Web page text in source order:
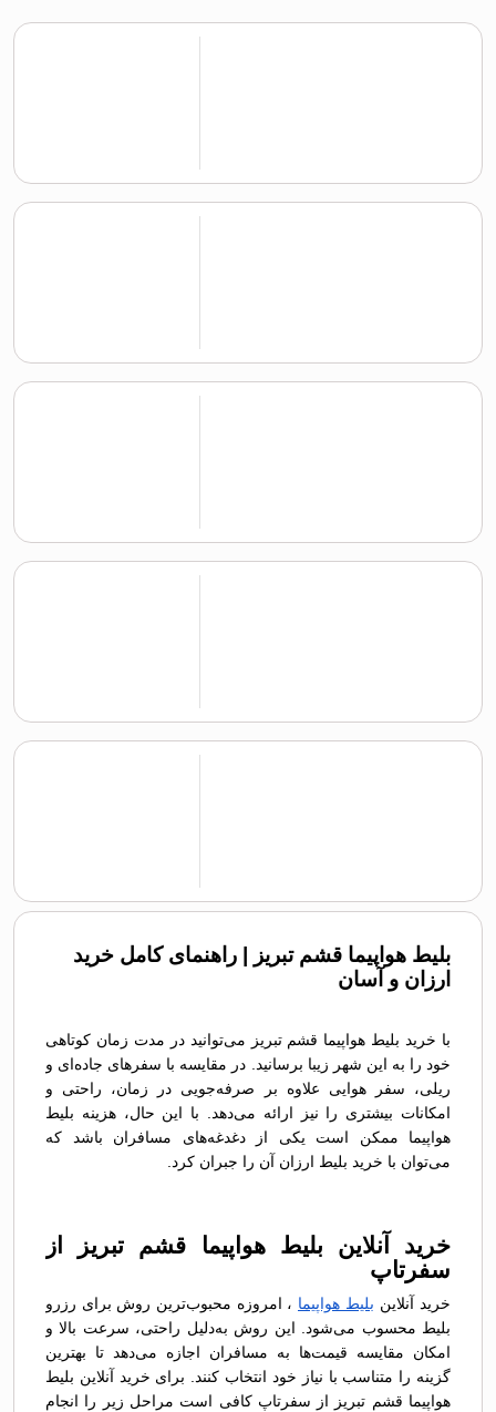
بلیط هواپیما قشم تبریز | راهنمای کامل خرید
ارزان و آسان
با خرید بلیط هواپیما قشم تبریز می‌توانید در مدت زمان کوتاهی
خود را به این شهر زیبا برسانید. در مقایسه با سفرهای جاده‌ای و
ریلی، سفر هوایی علاوه بر صرفه‌جویی در زمان، راحتی و
امکانات بیشتری را نیز ارائه می‌دهد. با این حال، هزینه بلیط
هواپیما ممکن است یکی از دغدغه‌های مسافران باشد که
می‌توان با خرید بلیط ارزان آن را جبران کرد.
خرید آنلاین بلیط هواپیما قشم تبریز از
سفرتاپ
خرید آنلاین بلیط هواپیما ، امروزه محبوب‌ترین روش برای رزرو
بلیط محسوب می‌شود. این روش به‌دلیل راحتی، سرعت بالا و
امکان مقایسه قیمت‌ها به مسافران اجازه می‌دهد تا بهترین
گزینه را متناسب با نیاز خود انتخاب کنند. برای خرید آنلاین بلیط
هواپیما قشم تبریز از سفرتاپ کافی است مراحل زیر را انجام